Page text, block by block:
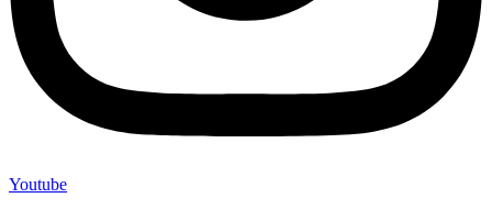
Youtube